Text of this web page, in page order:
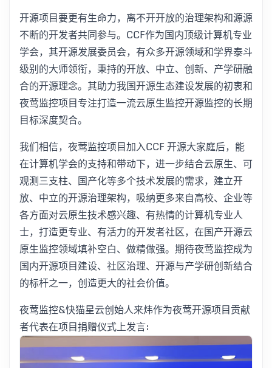
开源项目要更有生命力，离不开开放的治理架构和源源
不断的开发者共同参与。CCF作为国内顶级计算机专业
学会，其开源发展委员会，有众多开源领域和学界泰斗
级别的大师领衔，秉持的开放、中立、创新、产学研融
合的开源理念。其助力我国开源生态建设发展的初衷和
夜莺监控项目专注打造一流云原生监控开源监控的长期
目标深度契合。
我们相信，夜莺监控项目加入CCF 开源大家庭后，能
在计算机学会的支持和带动下，进一步结合云原生、可
观测三支柱、国产化等多个技术发展的需求，建立开
放、中立的开源治理架构，吸纳更多来自高校、企业等
各方面对云原生技术感兴趣、有热情的计算机专业人
士，打造更专业、有活力的开发者社区，在国产开源云
原生监控领域填补空白、做精做强。期待夜莺监控成为
国内开源项目建设、社区治理、开源与产学研创新结合
的标杆之一，创造更大的社会价值。
夜莺监控&快猫星云创始人来炜作为夜莺开源项目贡献
者代表在项目捐赠仪式上发言: